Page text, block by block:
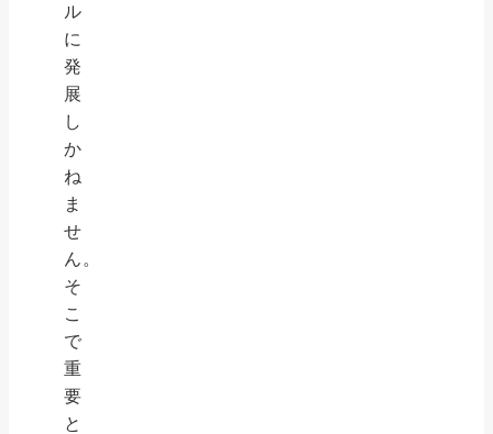
ル
に
発
展
し
か
ね
ま
せ
ん。
そ
こ
で
重
要
と